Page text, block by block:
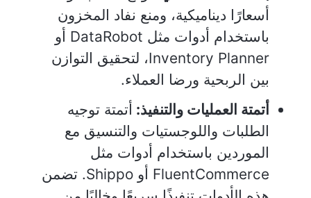
أسعارًا ديناميكية، ومنع نفاد المخزون
باستخدام أدوات مثل DataRobot أو
Inventory Planner، لتحقيق التوازن
بين الربحية ورضا العملاء.
أتمتة العمليات والتنفيذ: أتمتة توجيه
الطلبات واللوجستيات والتنسيق مع
الموردين باستخدام أدوات مثل
FluentCommerce أو Shippo. تضمن